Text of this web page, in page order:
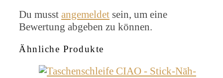
Du musst angemeldet sein, um eine
Bewertung abgeben zu können.
Ähnliche Produkte